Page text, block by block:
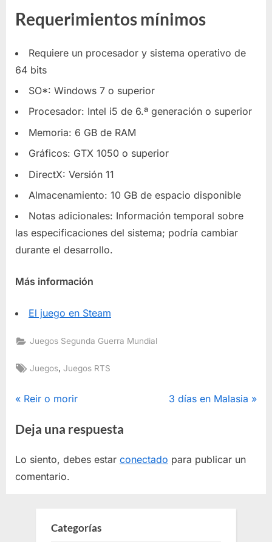
Requerimientos mínimos
Requiere un procesador y sistema operativo de
64 bits
SO*: Windows 7 o superior
Procesador: Intel i5 de 6.ª generación o superior
Memoria: 6 GB de RAM
Gráficos: GTX 1050 o superior
DirectX: Versión 11
Almacenamiento: 10 GB de espacio disponible
Notas adicionales: Información temporal sobre
las especificaciones del sistema; podría cambiar
durante el desarrollo.
Más información
El juego en Steam
Juegos Segunda Guerra Mundial
Etiquetas:
Juegos ,Juegos RTS
Navegación
de
entradas
E
t
a
d
Reir o morir
E
a
3 días en Malasia
Deja una respuesta
Lo siento, debes estar conectado para publicar un
comentario.
Categorías